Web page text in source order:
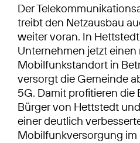
Der
treibt den Netzausbau
weiter voran. In
Unternehmen jetzt einen
Mobilfunkstandort in
versorgt die Gemeinde
5G. Damit profitieren die
Bürger von Hettstedt
einer deutlich
Mobilfunkversorgung im